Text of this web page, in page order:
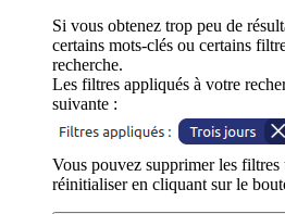
Si vous obtenez trop peu de
certains mots-clés ou certains
recherche.
Les filtres appliqués à votre
suivante :
Vous pouvez supprimer les
réinitialiser en cliquant sur le